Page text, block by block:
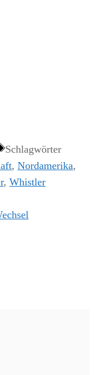
Schlagwörter
, Nordamerika,
, Whistler